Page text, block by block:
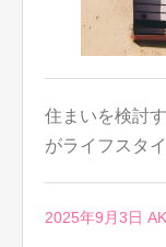
住まいを検討
がライフスタ
2025年9月3日